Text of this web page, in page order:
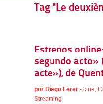
Tag "Le
Estrenos
segundo acto»
acte»), de
por Diego Lerer - cine,
Streaming